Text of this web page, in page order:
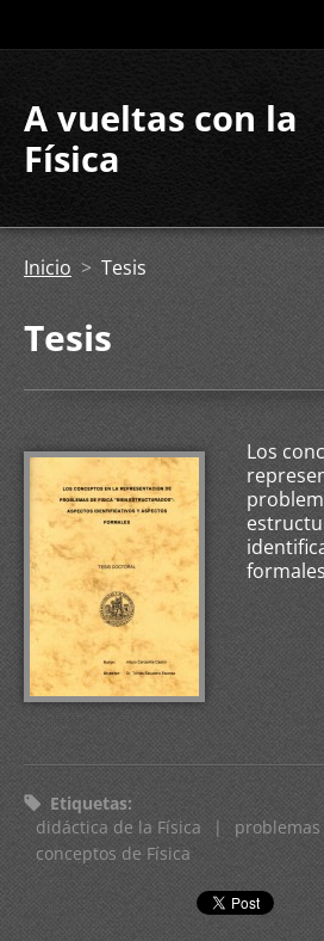
A vueltas con la
Física
Inicio > Tesis
Tesis
Los
formales
Etiquetas:
didáctica de la Física
| problemas
conceptos de Física